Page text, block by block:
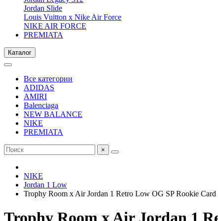
Jordan Slide
Louis Vuitton x Nike Air Force
NIKE AIR FORCE
PREMIATA
Каталог
Все категории
ADIDAS
AMIRI
Balenciaga
NEW BALANCE
NIKE
PREMIATA
×
NIKE
Jordan 1 Low
Trophy Room x Air Jordan 1 Retro Low OG SP Rookie